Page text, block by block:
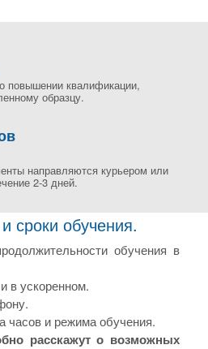
повышении квалификации,
образцу.
направляются курьером или
2-3 дней.
сроки обучения.
обучения в
в ускоренном.
часов и режима обучения.
расскажут о возможных